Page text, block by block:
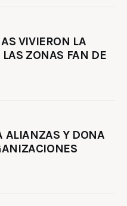
VIVIERON LA
ZONAS FAN DE
ALIANZAS Y DONA